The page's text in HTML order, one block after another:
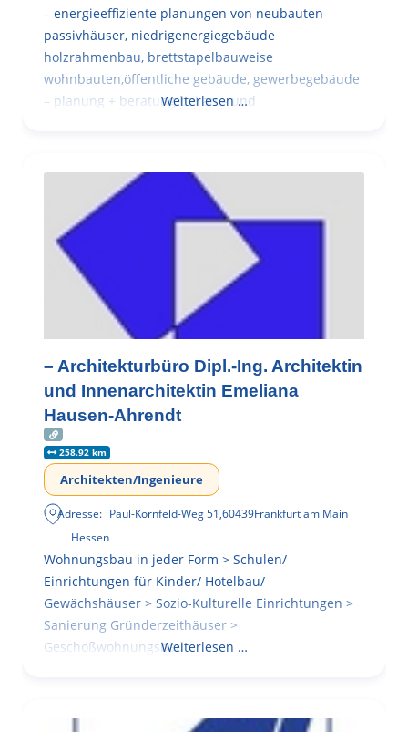
– energieeffiziente planungen von neubauten
passivhäuser, niedrigenergiegebäude
holzrahmenbau, brettstapelbauweise
wohnbauten,öffentliche gebäude, gewerbegebäude
– planung + beratung bei an – und
Weiterlesen …
– Architekturbüro Dipl.-Ing. Architektin
und Innenarchitektin Emeliana
Hausen-Ahrendt
258.92 km
Architekten/Ingenieure
Adresse: Paul-Kornfeld-Weg 51,60439Frankfurt am Main
Hessen
Wohnungsbau in jeder Form > Schulen/
Einrichtungen für Kinder/ Hotelbau/
Gewächshäuser > Sozio-Kulturelle Einrichtungen >
Sanierung Gründerzeithäuser >
GeschoßwohnungsbauWeiterlesen …